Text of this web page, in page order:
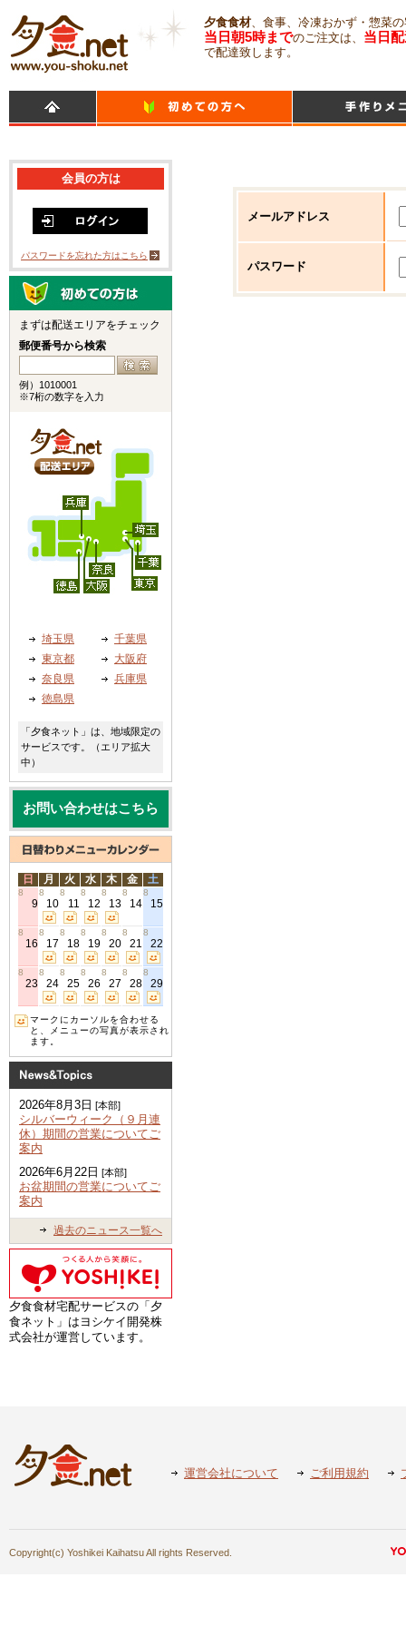
夕食食材、食事、冷凍おかず・惣菜
当日朝5時までのご注文は、 当日
で配達致します。
メールアドレス
パスワード
会員の方は
パスワードを忘れた方はこちら
まずは配送エリアをチェック
郵便番号から検索
例）1010001
※7桁の数字を入力
埼玉県
千葉県
東京都
大阪府
奈良県
兵庫県
徳島県
「夕食ネット」は、地域限定の
サービスです。（エリア拡大
中）
お問い合わせはこちら
日 月 火 水 木 金 土
8
9
8
10
8
11
8
12
8
13
8
14
8
15
8
16
8
17
8
18
8
19
8
20
8
21
8
22
8
23
8
24
8
25
8
26
8
27
8
28
8
29
マークにカーソルを合わせる
と、メニューの写真が表示され
ます。
2026年8月3日 [本部]
シルバーウィーク（９月連
休）期間の営業についてご
案内
2026年6月22日 [本部]
お盆期間の営業についてご
案内
過去のニュース一覧へ
夕食食材宅配サービスの「夕
食ネット」はヨシケイ開発株
式会社が運営しています。
運営会社について ご利用規約
Copyright(c) Yoshikei Kaihatsu All rights Reserved.